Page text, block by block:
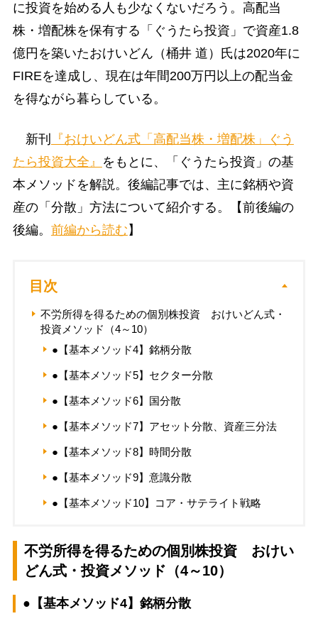
に投資を始める人も少なくないだろう。高配当
株・増配株を保有する「ぐうたら投資」で資産1.8
億円を築いたおけいどん（桶井 道）氏は2020年に
FIREを達成し、現在は年間200万円以上の配当金
を得ながら暮らしている。
新刊
『おけいどん式「高配当株・増配株」ぐう
たら投資大全』
をもとに、「ぐうたら投資」の基
本メソッドを解説。後編記事では、主に銘柄や資
産の「分散」方法について紹介する。【前後編の
後編。 前編から読む 】
目次
不労所得を得るための個別株投資 おけいどん式・
投資メソッド（4～10）
●【基本メソッド4】銘柄分散
●【基本メソッド5】セクター分散
●【基本メソッド6】国分散
●【基本メソッド7】アセット分散、資産三分法
●【基本メソッド8】時間分散
●【基本メソッド9】意識分散
●【基本メソッド10】コア・サテライト戦略
不労所得を得るための個別株投資 おけい
どん式・投資メソッド（4～10）
●【基本メソッド4】銘柄分散